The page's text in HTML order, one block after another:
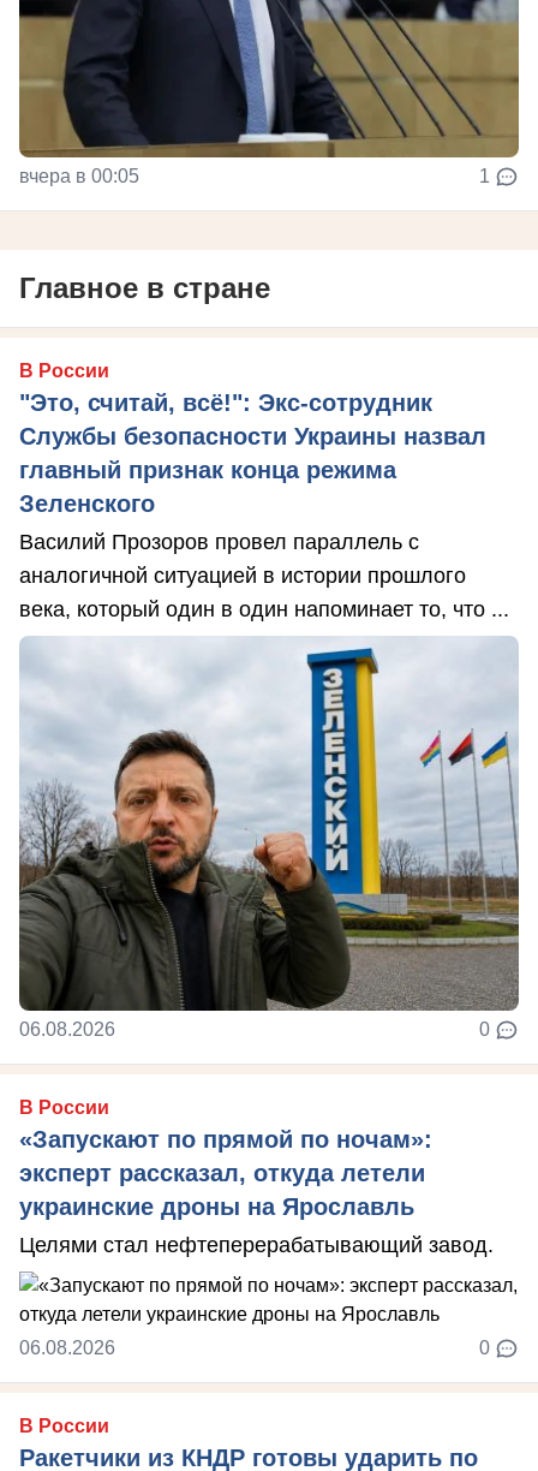
вчера в 00:05 1
Главное в стране
В России
"Это, считай, всё!": Экс-сотрудник
Службы безопасности Украины назвал
главный признак конца режима
Зеленского
Василий Прозоров провел параллель с
аналогичной ситуацией в истории прошлого
века, который один в один напоминает то, что ...
06.08.2026 0
В России
«Запускают по прямой по ночам»:
эксперт рассказал, откуда летели
украинские дроны на Ярославль
Целями стал нефтеперерабатывающий завод.
06.08.2026 0
В России
Ракетчики из КНДР готовы ударить по